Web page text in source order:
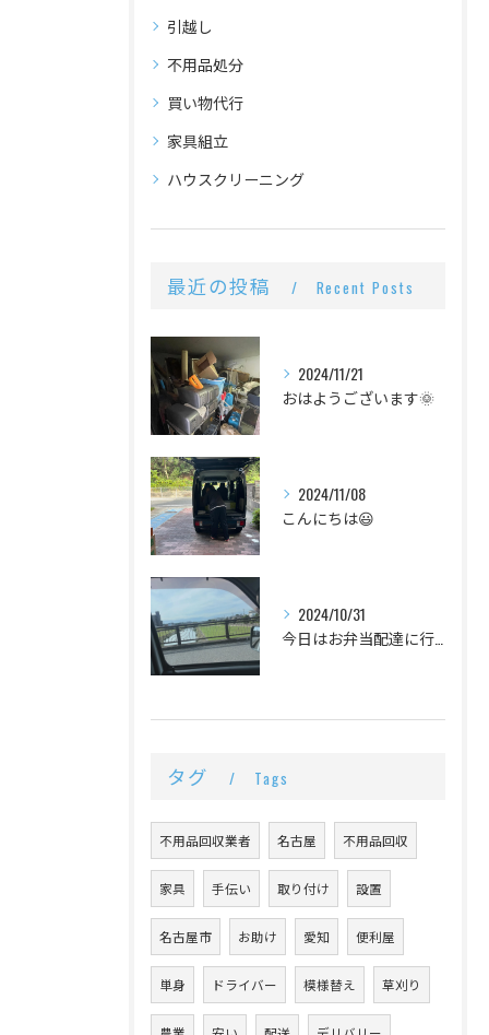
引越し
不用品処分
買い物代行
家具組立
ハウスクリーニング
最近の投稿 Recent Posts
2024/11/21
おはようございます🌞
2024/11/08
こんにちは😃
2024/10/31
タグ Tags
不用品回収業者 名古屋 不用品回収
家具 手伝い 取り付け 設置
名古屋市 お助け 愛知 便利屋
単身 ドライバー 模様替え 草刈り